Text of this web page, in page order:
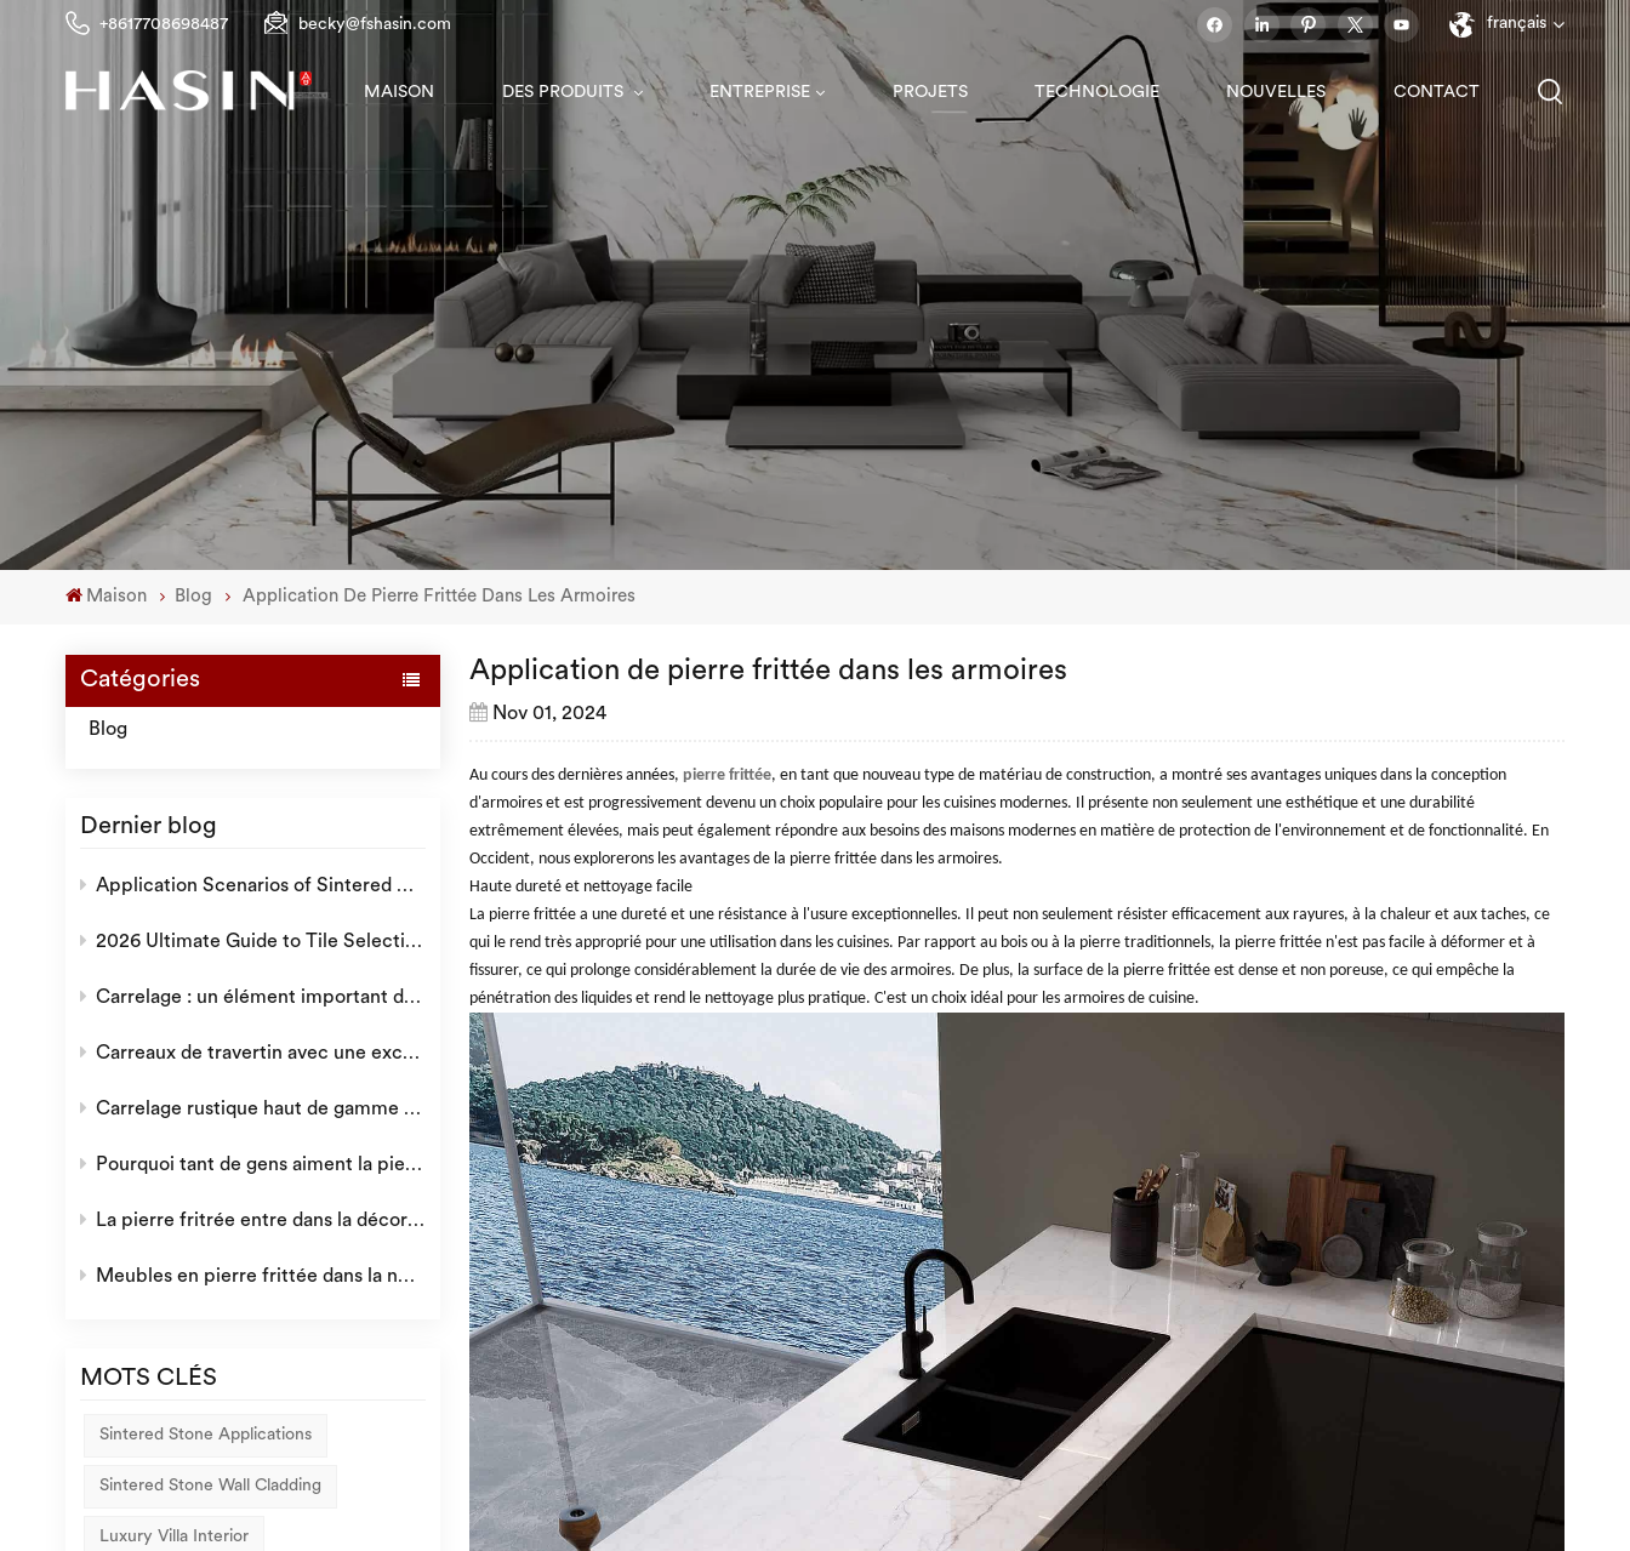
+8617708698487 becky@fshasin.com français
español
MAISON DES PRODUITS ENTREPRISE PROJETS TECHNOLOGIE NOUVELLES CONTACT
Maison Blog Application De Pierre Frittée Dans Les Armoires
Catégories
Blog
Dernier blog
Application Scenarios of Sintered Stone: Why is it a Popular Choice for Modern Decoration?
2026 Ultimate Guide to Tile Selection: How to Choose the Ideal Tiles for Villas, Hotels, and Residential Projects
Carrelage : un élément important dans l'environnement domestique.
Carreaux de travertin avec une excellente texture naturelle
Carrelage rustique haut de gamme : la fusion parfaite de l&#39;esthétique rétro et de la qualité moderne
Pourquoi tant de gens aiment la pierre frittée ?
La pierre fritrée entre dans la décoration domestique européenne
Meubles en pierre frittée dans la nouvelle ère
MOTS CLÉS
Sintered Stone Applications
Sintered Stone Wall Cladding
Luxury Villa Interior
Application de pierre frittée dans les armoires
Nov 01, 2024
Au cours des dernières années, pierre frittée, en tant que nouveau type de matériau de construction, a montré ses avantages uniques dans la conception
d'armoires et est progressivement devenu un choix populaire pour les cuisines modernes. Il présente non seulement une esthétique et une durabilité
extrêmement élevées, mais peut également répondre aux besoins des maisons modernes en matière de protection de l'environnement et de fonctionnalité. En
Occident, nous explorerons les avantages de la pierre frittée dans les armoires.
Haute dureté et nettoyage facile
La pierre frittée a une dureté et une résistance à l'usure exceptionnelles. Il peut non seulement résister efficacement aux rayures, à la chaleur et aux taches, ce
qui le rend très approprié pour une utilisation dans les cuisines. Par rapport au bois ou à la pierre traditionnels, la pierre frittée n'est pas facile à déformer et à
fissurer, ce qui prolonge considérablement la durée de vie des armoires. De plus, la surface de la pierre frittée est dense et non poreuse, ce qui empêche la
pénétration des liquides et rend le nettoyage plus pratique. C'est un choix idéal pour les armoires de cuisine.